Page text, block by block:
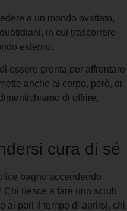
a un mondo ovattato,
in cui trascorrere
esterno.
essere pronta per affrontare
anche al corpo, però, di
di offrire,
cura di sé
bagno accendendo
riesce a fare uno scrub
ai pori il tempo di aprirsi, chi